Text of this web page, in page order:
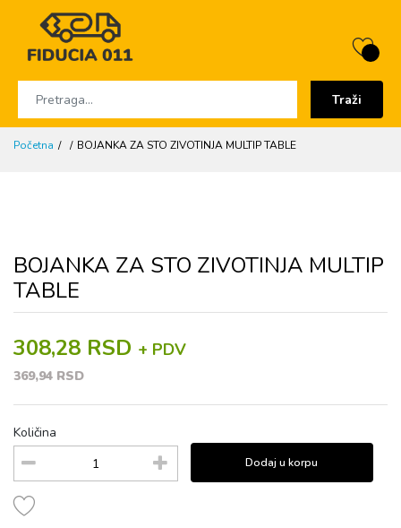
Traži
Početna BOJANKA ZA STO ZIVOTINJA MULTIP TABLE
BOJANKA ZA STO ZIVOTINJA MULTIP
TABLE
308,28 RSD + PDV
369,94 RSD
Količina
Dodaj u korpu